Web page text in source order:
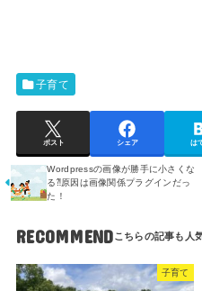
子育て
ポスト シェア は
Wordpressの画像が勝手に小さくな
る⁈原因は画像関係プラグインだっ
た！
RECOMMEND
子育て